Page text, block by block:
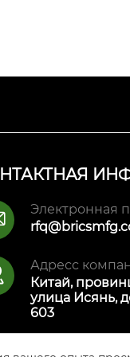
Электронная
Адресс
Китай,
улица Исянь,
603